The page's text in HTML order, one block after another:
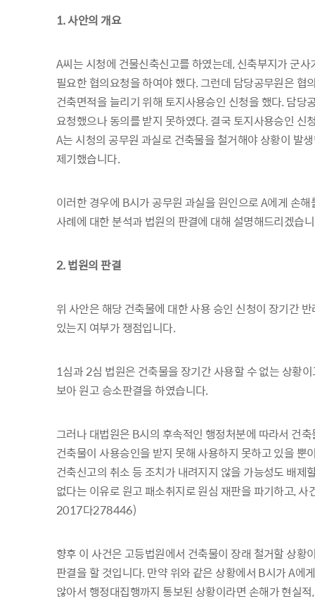
1. 사안의 개요
A씨는 시청에 건물신축신고를 하였는데, 신축부지가 군
필요한 협의요청을 하여야 했다. 그런데 담당공무원은
건축면적을 늘리기 위해 토지사용승인 신청을 했다. 담
요청했으나 동의를 받지 못하였다. 결국 토지사용승인 신
A는 시청의 공무원 과실로 건축물을 철거해야 상황이 발
제기했습니다.
이러한 경우에 B시가 공무원 과실을 원인으로 A에게 손
사례에 대한 분석과 법원의 판결에 대해 설명해드리겠습
2. 법원의 판결
위 사안은 해당 건축물에 대한 사용 승인 신청이 장기간
있는지 여부가 쟁점입니다.
1심과 2심 법원은 건축물을 장기간 사용할 수 없는 상황
보아 원고 승소판결을 하였습니다.
그러나 대법원은 B시의 후속적인 행정처분에 따라서 건
건축물이 사용승인을 받지 못해 사용하지 못하고 있을
건축신고의 취소 등 조치가 내려지지 않을 가능성도 배
없다는 이유로 원고 패소취지로 원심 재판을 파기하고,
2017다278446)
향후 이 사건은 고등법원에서 건축물이 장래 철거할 상
판결을 할 것입니다. 만약 위와 같은 상황에서 B시가 A에
않아서 행정대집행까지 통보된 상황이라면 손해가 현실